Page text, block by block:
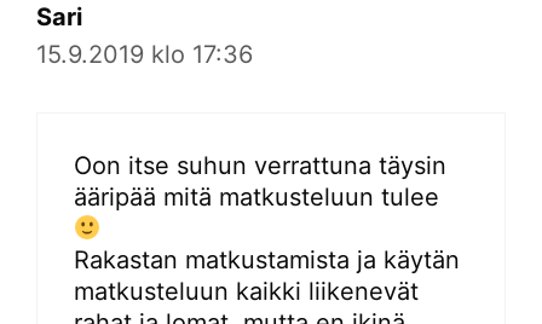
Sari
15.9.2019 klo 17:36
Oon itse suhun verrattuna täysin
ääripää mitä matkusteluun tulee
Rakastan matkustamista ja käytän
matkusteluun kaikki liikenevät